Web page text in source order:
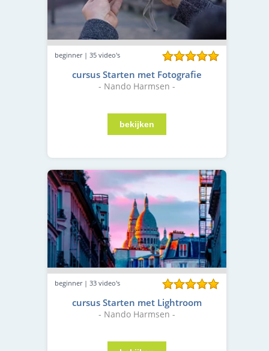
beginner | 35 video's
cursus Starten met Fotografie
- Nando Harmsen -
beginner | 33 video's
cursus Starten met Lightroom
- Nando Harmsen -